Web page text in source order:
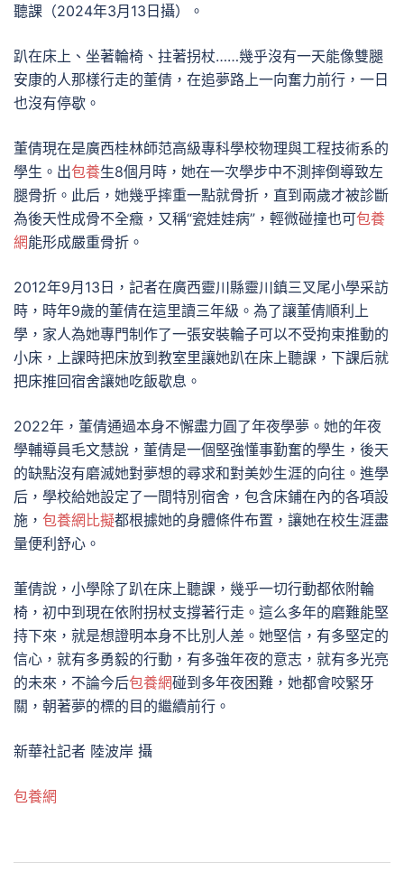
聽課（2024年3月13日攝）。
趴在床上、坐著輪椅、拄著拐杖……幾乎沒有一天能像雙腿
安康的人那樣行走的董倩，在追夢路上一向奮力前行，一日
也沒有停歇。
董倩現在是廣西桂林師范高級專科學校物理與工程技術系的
學生。出包養生8個月時，她在一次學步中不測摔倒導致左
腿骨折。此后，她幾乎摔重一點就骨折，直到兩歲才被診斷
為後天性成骨不全癥，又稱“瓷娃娃病”，輕微碰撞也可包養
網能形成嚴重骨折。
2012年9月13日，記者在廣西靈川縣靈川鎮三叉尾小學采訪
時，時年9歲的董倩在這里讀三年級。為了讓董倩順利上
學，家人為她專門制作了一張安裝輪子可以不受拘束推動的
小床，上課時把床放到教室里讓她趴在床上聽課，下課后就
把床推回宿舍讓她吃飯歇息。
2022年，董倩通過本身不懈盡力圓了年夜學夢。她的年夜
學輔導員毛文慧說，董倩是一個堅強懂事勤奮的學生，後天
的缺點沒有磨滅她對夢想的尋求和對美妙生涯的向往。進學
后，學校給她設定了一間特別宿舍，包含床鋪在內的各項設
施， 包養網比擬都根據她的身體條件布置，讓她在校生涯盡
量便利舒心。
董倩說，小學除了趴在床上聽課，幾乎一切行動都依附輪
椅，初中到現在依附拐杖支撐著行走。這么多年的磨難能堅
持下來，就是想證明本身不比別人差。她堅信，有多堅定的
信心，就有多勇毅的行動，有多強年夜的意志，就有多光亮
的未來，不論今后包養網碰到多年夜困難，她都會咬緊牙
關，朝著夢的標的目的繼續前行。
新華社記者 陸波岸 攝
包養網